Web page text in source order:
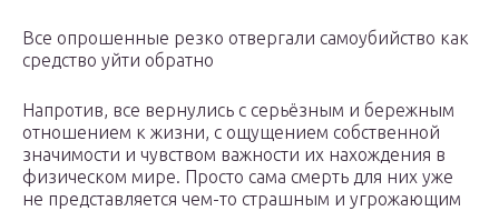
Все опрошенные резко отвергали самоубийство как
средство уйти обратно
Напротив, все вернулись с серьёзным и бережным
отношением к жизни, с ощущением собственной
значимости и чувством важности их нахождения в
физическом мире. Просто сама смерть для них уже
не представляется чем-то страшным и угрожающим